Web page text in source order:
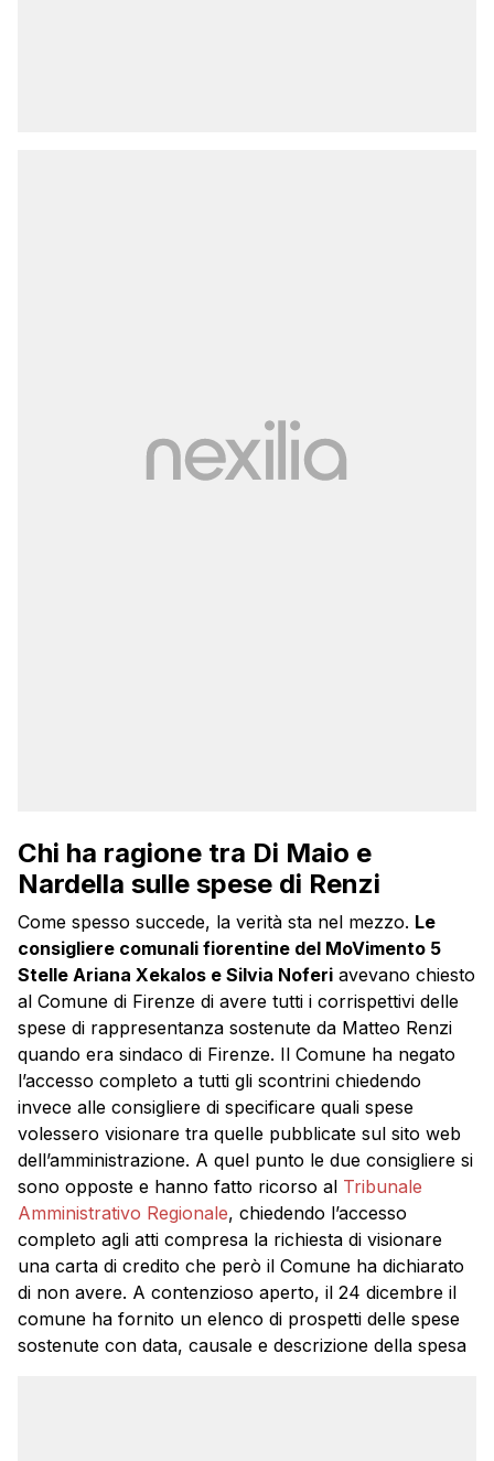
Chi ha ragione tra Di Maio e
Nardella sulle spese di Renzi
Come spesso succede, la verità sta nel mezzo. Le
consigliere comunali fiorentine del MoVimento 5
Stelle Ariana Xekalos e Silvia Noferi avevano chiesto
al Comune di Firenze di avere tutti i corrispettivi delle
spese di rappresentanza sostenute da Matteo Renzi
quando era sindaco di Firenze. Il Comune ha negato
l’accesso completo a tutti gli scontrini chiedendo
invece alle consigliere di specificare quali spese
volessero visionare tra quelle pubblicate sul sito web
dell’amministrazione. A quel punto le due consigliere si
sono opposte e hanno fatto ricorso al Tribunale
Amministrativo Regionale, chiedendo l’accesso
completo agli atti compresa la richiesta di visionare
una carta di credito che però il Comune ha dichiarato
di non avere. A contenzioso aperto, il 24 dicembre il
comune ha fornito un elenco di prospetti delle spese
sostenute con data, causale e descrizione della spesa